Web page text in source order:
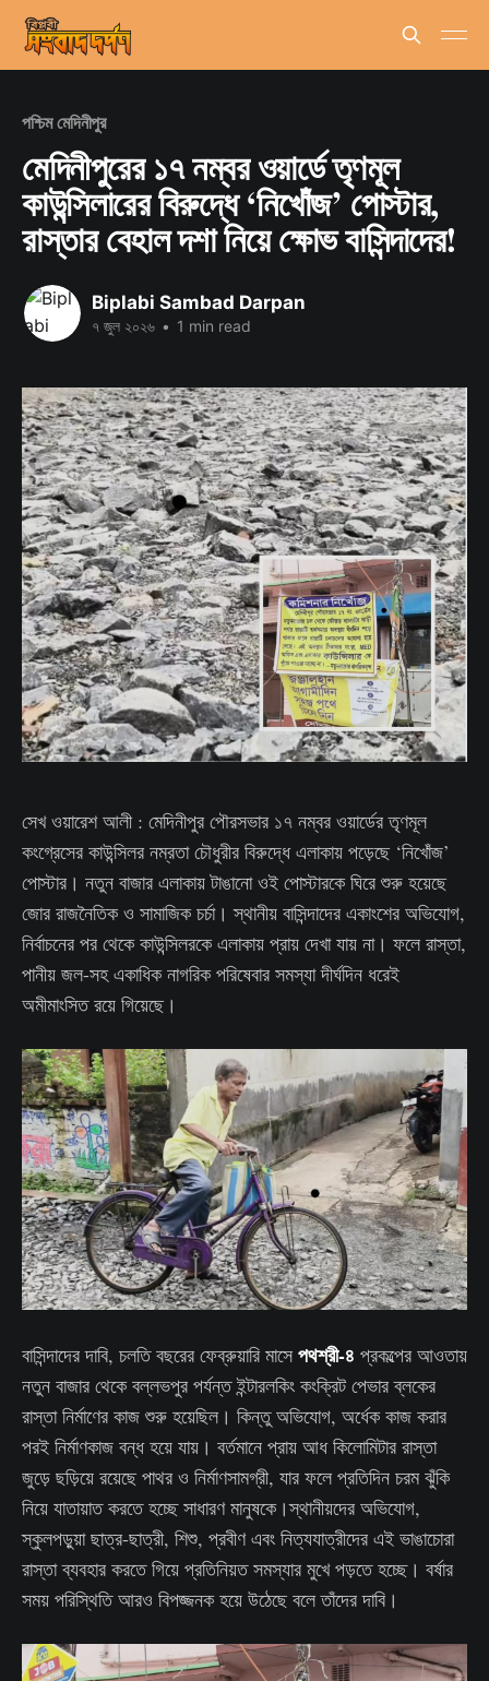
পশ্চিম মেদিনীপুর
মেদিনীপুরের ১৭ নম্বর ওয়ার্ডে তৃণমূল
কাউন্সিলারের বিরুদ্ধে ‘নিখোঁজ’ পোস্টার,
রাস্তার বেহাল দশা নিয়ে ক্ষোভ বাসিন্দাদের!
Biplabi Sambad Darpan
৭ জুল ২০২৬ • 1 min read
সেখ ওয়ারেশ আলী : মেদিনীপুর পৌরসভার ১৭ নম্বর ওয়ার্ডের তৃণমূল
কংগ্রেসের কাউন্সিলর নম্রতা চৌধুরীর বিরুদ্ধে এলাকায় পড়েছে ‘নিখোঁজ’
পোস্টার। নতুন বাজার এলাকায় টাঙানো ওই পোস্টারকে ঘিরে শুরু হয়েছে
জোর রাজনৈতিক ও সামাজিক চর্চা। স্থানীয় বাসিন্দাদের একাংশের অভিযোগ,
নির্বাচনের পর থেকে কাউন্সিলরকে এলাকায় প্রায় দেখা যায় না। ফলে রাস্তা,
পানীয় জল-সহ একাধিক নাগরিক পরিষেবার সমস্যা দীর্ঘদিন ধরেই
অমীমাংসিত রয়ে গিয়েছে।
বাসিন্দাদের দাবি, চলতি বছরের ফেব্রুয়ারি মাসে পথশ্রী-৪ প্রকল্পের আওতায়
নতুন বাজার থেকে বল্লভপুর পর্যন্ত ইন্টারলকিং কংক্রিট পেভার ব্লকের
রাস্তা নির্মাণের কাজ শুরু হয়েছিল। কিন্তু অভিযোগ, অর্ধেক কাজ করার
পরই নির্মাণকাজ বন্ধ হয়ে যায়। বর্তমানে প্রায় আধ কিলোমিটার রাস্তা
জুড়ে ছড়িয়ে রয়েছে পাথর ও নির্মাণসামগ্রী, যার ফলে প্রতিদিন চরম ঝুঁকি
নিয়ে যাতায়াত করতে হচ্ছে সাধারণ মানুষকে।স্থানীয়দের অভিযোগ,
স্কুলপড়ুয়া ছাত্র-ছাত্রী, শিশু, প্রবীণ এবং নিত্যযাত্রীদের এই ভাঙাচোরা
রাস্তা ব্যবহার করতে গিয়ে প্রতিনিয়ত সমস্যার মুখে পড়তে হচ্ছে। বর্ষার
সময় পরিস্থিতি আরও বিপজ্জনক হয়ে উঠেছে বলে তাঁদের দাবি।